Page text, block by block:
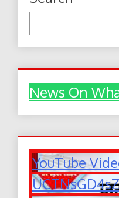
News On
YouTube